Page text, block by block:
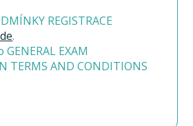
REGISTRACE
.
EXAM
TERMS AND CONDITIONS